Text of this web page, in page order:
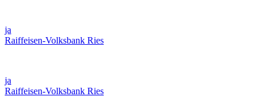
ja
Raiffeisen-Volksbank Ries
ja
Raiffeisen-Volksbank Ries